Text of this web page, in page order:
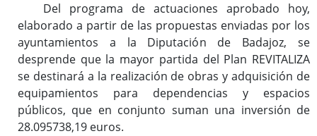
Del programa de actuaciones aprobado hoy,
elaborado a partir de las propuestas enviadas por los
ayuntamientos a la Diputación de Badajoz, se
desprende que la mayor partida del Plan REVITALIZA
se destinará a la realización de obras y adquisición de
equipamientos para dependencias y espacios
públicos, que en conjunto suman una inversión de
28.095738,19 euros.